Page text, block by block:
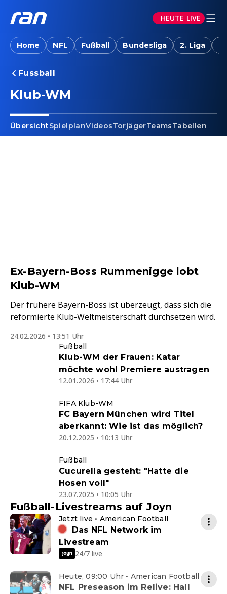
HEUTE LIVE
Home NFL Fußball Bundesliga 2. Liga
Fussball
Klub-WM
ÜbersichtSpielplanVideosTorjägerTeamsTabellen
Ex-Bayern-Boss Rummenigge lobt
Klub-WM
Der frühere Bayern-Boss ist überzeugt, dass sich die
reformierte Klub-Weltmeisterschaft durchsetzen wird.
24.02.2026 • 13:51 Uhr
Fußball
Klub-WM der Frauen: Katar
möchte wohl Premiere austragen
12.01.2026 • 17:44 Uhr
FIFA Klub-WM
FC Bayern München wird Titel
aberkannt: Wie ist das möglich?
20.12.2025 • 10:13 Uhr
Fußball
Cucurella gesteht: "Hatte die
Hosen voll"
23.07.2025 • 10:05 Uhr
Fußball-Livestreams auf Joyn
Jetzt live • American Football
Das NFL Network im
Livestream
24/7 live
Heute, 09:00 Uhr • American Football
NFL Preseason im Relive: Hall